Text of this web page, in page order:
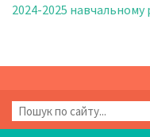
2024-2025 навчальному